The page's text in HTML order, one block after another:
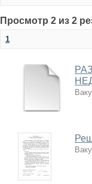
Просмотр 2 из 2
1